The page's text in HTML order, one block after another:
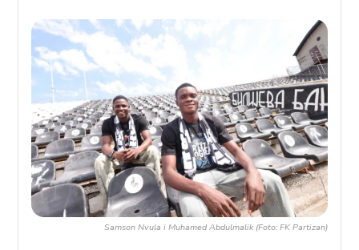
Samson Nvula i Muhamed Abdulmalik (Foto: FK Partizan)